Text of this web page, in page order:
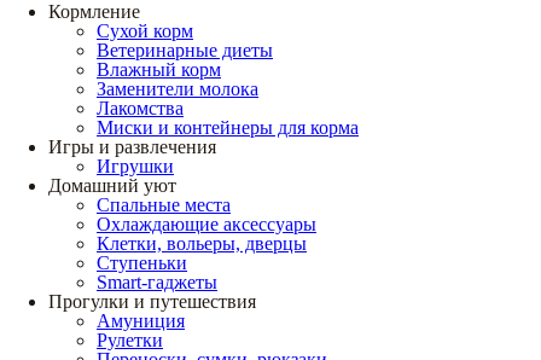
Кормление
Сухой корм
Ветеринарные диеты
Влажный корм
Заменители молока
Лакомства
Миски и контейнеры для корма
Игры и развлечения
Игрушки
Домашний уют
Спальные места
Охлаждающие аксессуары
Клетки, вольеры, дверцы
Ступеньки
Smart-гаджеты
Прогулки и путешествия
Амуниция
Рулетки